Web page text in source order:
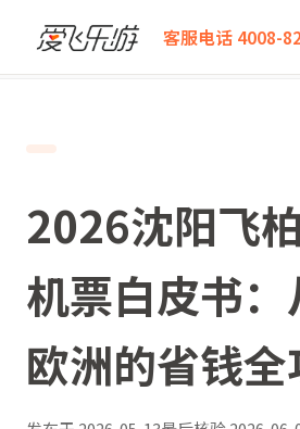
客服电话 4008-
爱飞乐游
2026沈阳飞柏林团队机票白皮书：从东
2026沈阳飞
机票白皮书
欧洲的省钱